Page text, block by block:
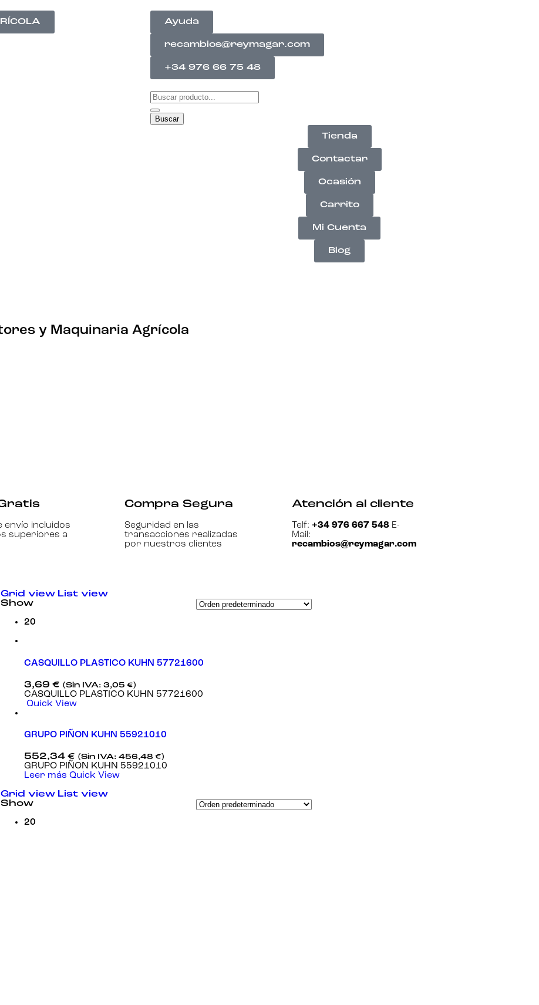
Ayuda
recambios@reymagar.com
+34 976 66 75 48
Buscar
Tienda
Contactar
Ocasión
Carrito
Mi Cuenta
Blog
y Maquinaria Agrícola
envío incluidos
superiores a
Compra Segura
Seguridad en las
transacciones realizadas
por nuestros clientes
Atención al cliente
Telf: +34 976 667 548 E-
Mail:
recambios@reymagar.com
Grid view List view
Show
20
CASQUILLO PLASTICO KUHN 57721600
3,69 € (Sin IVA: 3,05 €)
CASQUILLO PLASTICO KUHN 57721600
Quick View
GRUPO PIÑON KUHN 55921010
552,34 € (Sin IVA: 456,48 €)
GRUPO PIÑON KUHN 55921010
Leer más Quick View
Grid view List view
Show
20